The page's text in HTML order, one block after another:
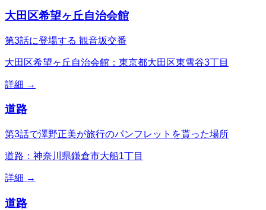
大田区希望ヶ丘自治会館
第3話に登場する 観音坂交番
大田区希望ヶ丘自治会館：東京都大田区東雪谷3丁目
詳細 →
道路
第3話で澤野正美が旅行のパンフレットを貰った場所
道路：神奈川県鎌倉市大船1丁目
詳細 →
道路